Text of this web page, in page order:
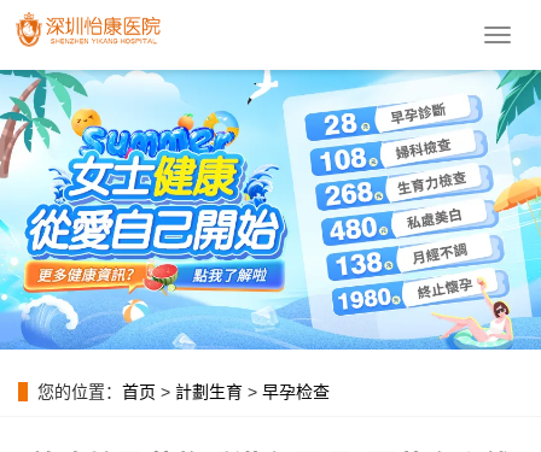
導
菜
單
您的位置： 首页 > 計劃生育 > 早孕检查